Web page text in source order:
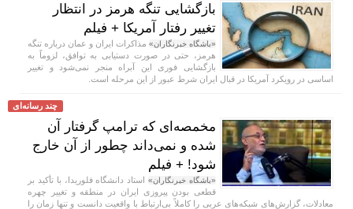
بازگشایی تنگه هرمز در انتظار
تغییر رفتار آمریکا + فیلم
«باشگاه خبرنگاران» مذاکرات ایران و عمان درباره تنگه
هرمز، حتی در صورت دستیابی به توافق، لزوماً به
بازگشایی فوری این آبراه منجر نمی‌شود و تغییر
اساسی در رویکرد آمریکا در قبال ایران شرط عبور از این مرحله است.
چند رسانه‌ای
مخمصه‌ای که ترامپ گرفتار آن
شده و نمی‌داند چطور از آن خارج
شود! + فیلم
«باشگاه خبرنگاران»استاد دانشگاه فلوریدا، با تأکید بر
قطعی بودن پیروزی ایران در منطقه و تغییر چهره
معادلات، گزارش‌های شبکه‌های عربی را کاملاً بی‌ارتباط با واقعیت دانست و تنها زمان را